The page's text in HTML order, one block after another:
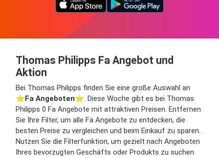
Thomas Philipps Fa Angebot und
Aktion
Bei Thomas Philipps finden Sie eine große Auswahl an
⭐️Fa Angeboten⭐️. Diese Woche gibt es bei Thomas
Philipps 0 Fa Angebote mit attraktiven Preisen. Entfernen
Sie Ihre Filter, um alle Fa Angebote zu entdecken, die
besten Preise zu vergleichen und beim Einkauf zu sparen.
Nutzen Sie die Filterfunktion, um gezielt nach Angeboten
Ihres bevorzugten Geschäfts oder Produkts zu suchen.